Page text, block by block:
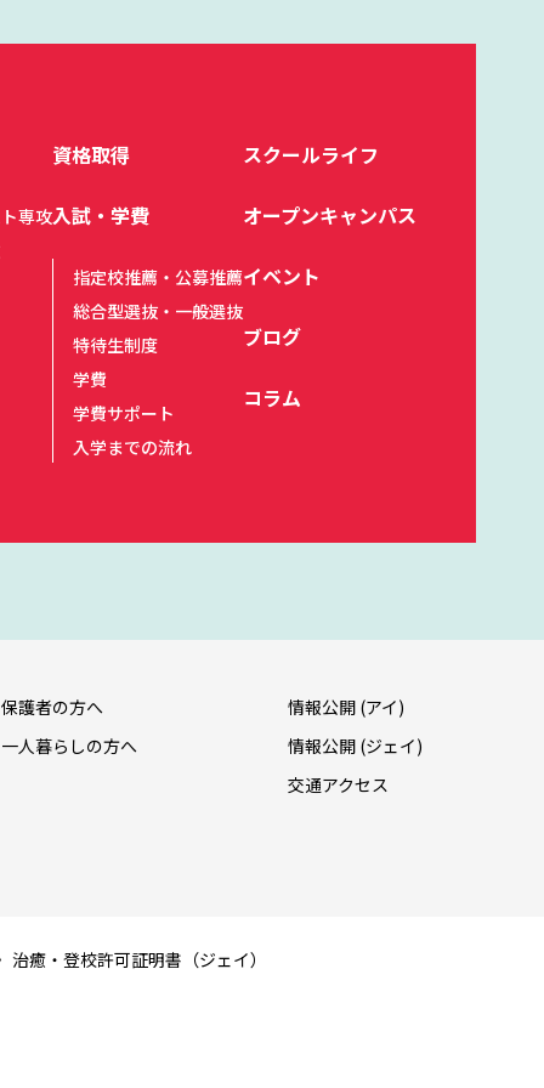
専攻
資格取得
入試・学費
指定校推薦・公募推薦
総合型選抜・一般選抜
特待生制度
学費
学費サポート
入学までの流れ
スクールライフ
オープンキャンパス
イベント
ブログ
コラム
保護者の方へ
一人暮らしの方へ
情報公開 (アイ)
情報公開 (ジェイ)
交通アクセス
治癒・登校許可証明書（ジェイ）